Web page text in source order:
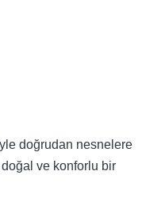
doğrudan nesnelere
ve konforlu bir